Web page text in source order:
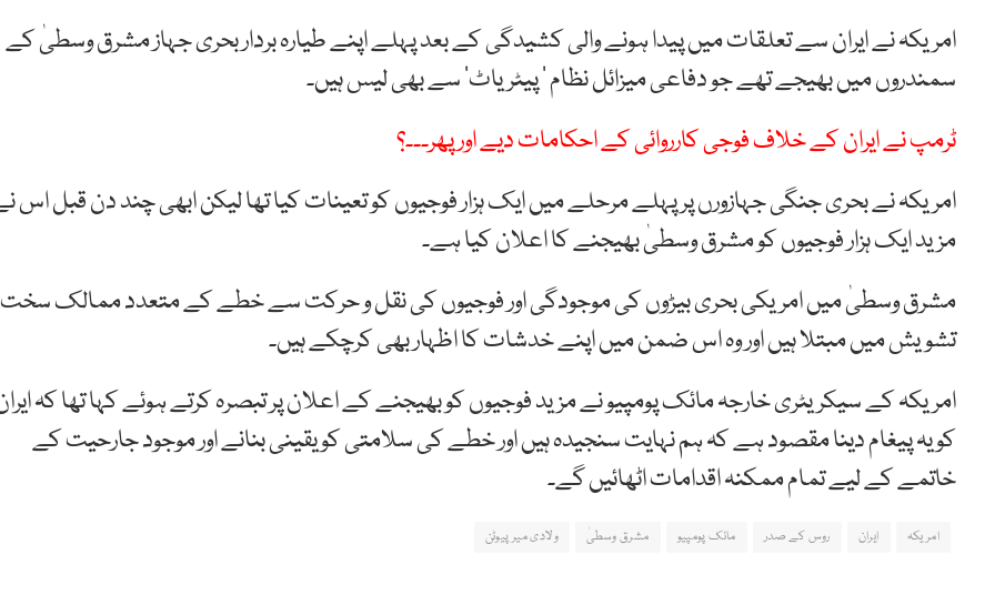
امریکہ نے ایران سے تعلقات میں پیدا ہونے والی کشیدگی کے بعد پہلے اپنے طیارہ بردار بحری جہاز مشرق وسطیٰ کے
سمندروں میں بھیجے تھے جو دفاعی میزائل نظام ’ پیٹریاٹ‘ سے بھی لیس ہیں۔
ٹرمپ نے ایران کے خلاف فوجی کارروائی کے احکامات دیے اور پھر۔۔۔؟
امریکہ نے بحری جنگی جہازورں پر پہلے مرحلے میں ایک ہزار فوجیوں کو تعینات کیا تھا لیکن ابھی چند دن قبل اس
مزید ایک ہزار فوجیوں کو مشرق وسطیٰ بھیجنے کا اعلان کیا ہے۔
مشرق وسطیٰ میں امریکی بحری بیڑوں کی موجودگی اور فوجیوں کی نقل و حرکت سے خطے کے متعدد ممالک سخت
تشویش میں مبتلا ہیں اور وہ اس ضمن میں اپنے خدشات کا اظہار بھی کرچکے ہیں۔
امریکہ کے سیکریٹری خارجہ مائک پومپیو نے مزید فوجیوں کو بھیجنے کے اعلان پر تبصرہ کرتے ہوئے کہا تھا کہ
کو یہ پیغام دینا مقصود ہے کہ ہم نہایت سنجیدہ ہیں اور خطے کی سلامتی کو یقینی بنانے اور موجود جارحیت کے
خاتمے کے لیے تمام ممکنہ اقدامات اٹھائیں گے۔
امریکہ ایران روس کے صدر مائک پومپیو مشرق وسطیٰ ولادی میر پیوٹن